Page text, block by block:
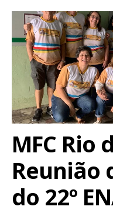
MFC Rio
Reunião
do 22º